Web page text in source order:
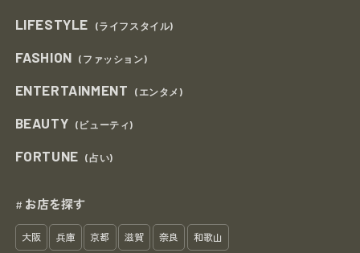
LIFESTYLE (ライフスタイル)
FASHION (ファッション)
ENTERTAINMENT (エンタメ)
BEAUTY (ビューティ)
FORTUNE (占い)
# お店を探す
大阪 兵庫 京都 滋賀 奈良 和歌山